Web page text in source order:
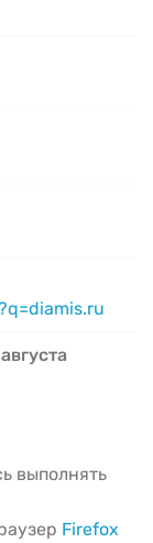
выполнять
Firefox